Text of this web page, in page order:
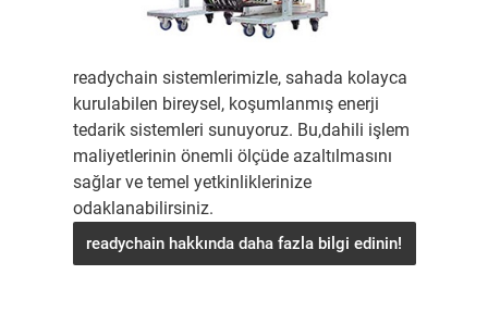
readychain sistemlerimizle, sahada kolayca
kurulabilen bireysel, koşumlanmış enerji
tedarik sistemleri sunuyoruz. Bu,dahili işlem
maliyetlerinin önemli ölçüde azaltılmasını
sağlar ve temel yetkinliklerinize
odaklanabilirsiniz.
readychain hakkında daha fazla bilgi edinin!